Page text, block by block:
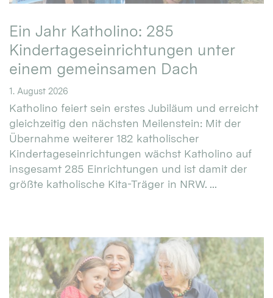
Ein Jahr Katholino: 285
Kindertageseinrichtungen unter
einem gemeinsamen Dach
1. August 2026
Katholino feiert sein erstes Jubiläum und erreicht
gleichzeitig den nächsten Meilenstein: Mit der
Übernahme weiterer 182 katholischer
Kindertageseinrichtungen wächst Katholino auf
insgesamt 285 Einrichtungen und ist damit der
größte katholische Kita-Träger in NRW. ...